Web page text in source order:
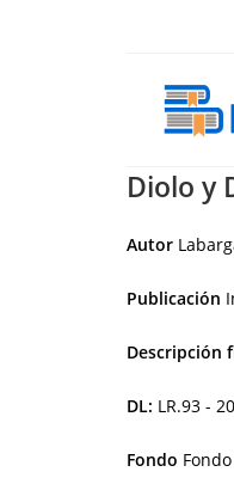
Diolo y
Autor
Publicación
Descripción
DL: LR.93 -
Fondo